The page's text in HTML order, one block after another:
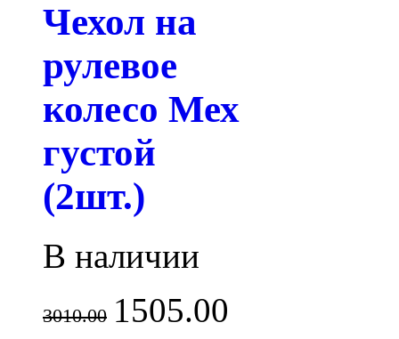
Чехол на
рулевое
колесо Мех
густой
(2шт.)
В наличии
3010.00 1505.00